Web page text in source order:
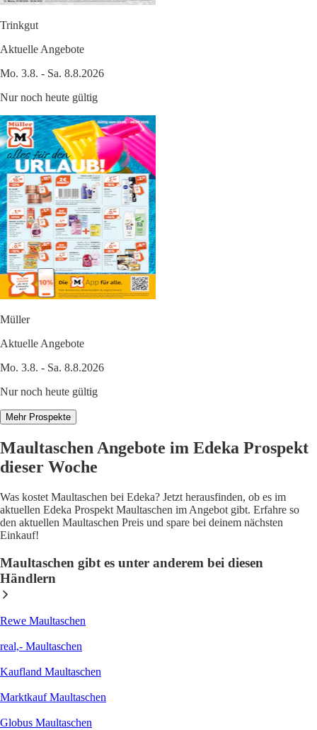
Trinkgut
Aktuelle Angebote
Mo. 3.8. - Sa. 8.8.2026
Nur noch heute gültig
Müller
Aktuelle Angebote
Mo. 3.8. - Sa. 8.8.2026
Nur noch heute gültig
Mehr Prospekte
Maultaschen Angebote im Edeka Prospekt
dieser Woche
Was kostet Maultaschen bei Edeka? Jetzt herausfinden, ob es im
aktuellen Edeka Prospekt Maultaschen im Angebot gibt. Erfahre so
den aktuellen Maultaschen Preis und spare bei deinem nächsten
Einkauf!
Maultaschen gibt es unter anderem bei diesen
Händlern
Rewe Maultaschen
real,- Maultaschen
Kaufland Maultaschen
Marktkauf Maultaschen
Globus Maultaschen